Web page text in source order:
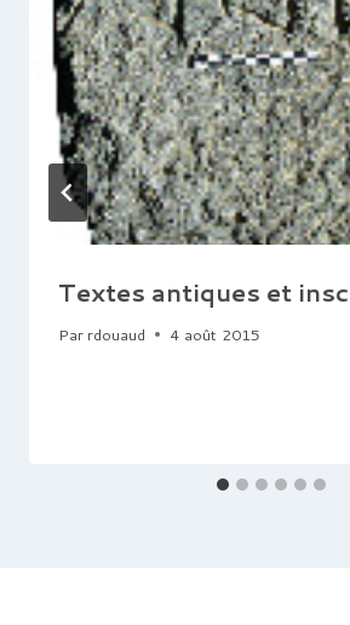
Textes antiques et
Par rdouaud 4 août 2015